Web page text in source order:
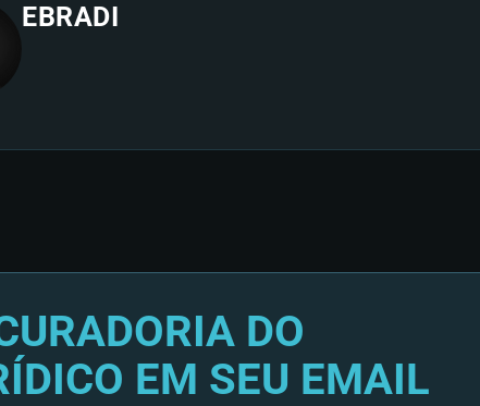
EBRADI
DO
EM SEU EMAIL